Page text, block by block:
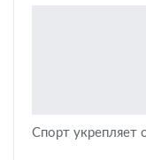
Спорт укрепляет